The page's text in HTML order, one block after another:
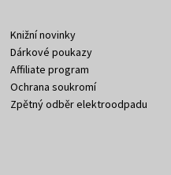
Knižní novinky
Dárkové poukazy
Affiliate program
Ochrana soukromí
Zpětný odběr elektroodpadu